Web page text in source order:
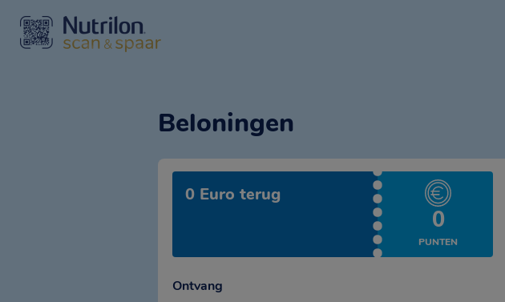
Beloningen
0 Euro terug
0
PUNTEN
Ontvang